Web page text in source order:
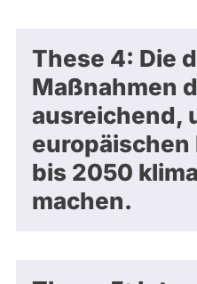
These 4: Die
Maßnahmen
ausreichend,
bis 2050
machen.